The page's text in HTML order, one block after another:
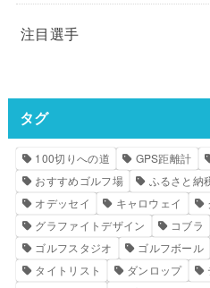
注目選手
タグ
100切りへの道 GPS距離計
おすすめゴルフ場
ふるさと納
オデッセイ
キャロウェイ
グラファイトデザイン
コブラ
ゴルフスタジオ
ゴルフボール
タイトリスト
ダンロップ